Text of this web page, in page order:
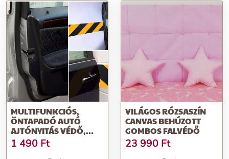
MULTIFUNKCIÓS,
ÖNTAPADÓ AUTÓ
AJTÓNYITÁS VÉDŐ,
ÜTKÖZÉS VÉDŐ CSÍK
G...
1 490 Ft
VILÁGOS RÓZSASZÍN
CANVAS BEHÚZOTT
GOMBOS FALVÉDŐ
23 990 Ft